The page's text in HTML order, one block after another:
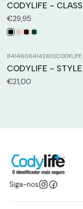
CODYLIFE - CLASS
€29,95
8414606414260|CODYLIFE
CODYLIFE - STYLE
€21,00
Siga-nos